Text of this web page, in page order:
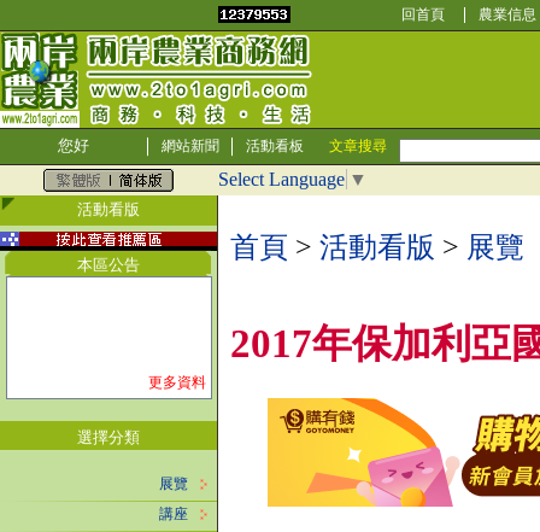
回首頁 農業信息
您好 網站新聞 活動看板 文章搜尋
Select Language ▼
活動看版
本區公告
更多資料
選擇分類
展覽
講座
首頁 > 活動看版 > 展覽
2017年保加利亞